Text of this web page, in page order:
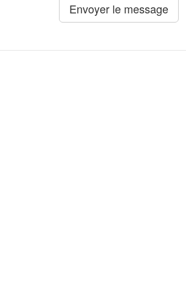
Envoyer le message